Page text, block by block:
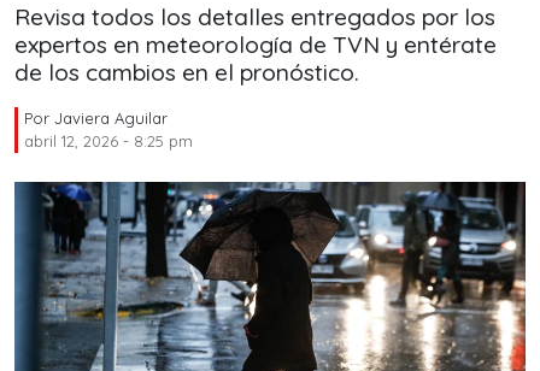
Revisa todos los detalles entregados por los
expertos en meteorología de TVN y entérate
de los cambios en el pronóstico.
Por Javiera Aguilar
abril 12, 2026 - 8:25 pm